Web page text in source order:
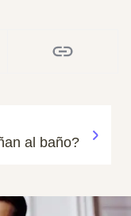
al baño?